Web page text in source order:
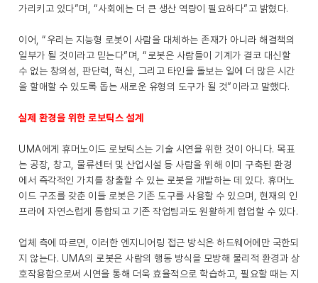
가리키고 있다”며, “사회에는 더 큰 생산 역량이 필요하다”고 밝혔다.
이어, “우리는 지능형 로봇이 사람을 대체하는 존재가 아니라 해결책의
일부가 될 것이라고 믿는다”며, “로봇은 사람들이 기계가 결코 대신할
수 없는 창의성, 판단력, 혁신, 그리고 타인을 돌보는 일에 더 많은 시간
을 할애할 수 있도록 돕는 새로운 유형의 도구가 될 것”이라고 말했다.
실제 환경을 위한 로보틱스 설계
UMA에게 휴머노이드 로보틱스는 기술 시연을 위한 것이 아니다. 목표
는 공장, 창고, 물류센터 및 산업시설 등 사람을 위해 이미 구축된 환경
에서 즉각적인 가치를 창출할 수 있는 로봇을 개발하는 데 있다. 휴머노
이드 구조를 갖춘 이들 로봇은 기존 도구를 사용할 수 있으며, 현재의 인
프라에 자연스럽게 통합되고 기존 작업팀과도 원활하게 협업할 수 있다.
업체 측에 따르면, 이러한 엔지니어링 접근 방식은 하드웨어에만 국한되
지 않는다. UMA의 로봇은 사람의 행동 방식을 모방해 물리적 환경과 상
호작용함으로써 시연을 통해 더욱 효율적으로 학습하고, 필요할 때는 지